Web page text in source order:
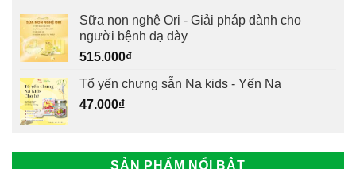
Sữa non nghệ Ori - Giải pháp dành cho
người bệnh dạ dày
515.000₫
Tổ yến chưng sẵn Na kids - Yến Na
47.000₫
SẢN PHẨM NỔI BẬT